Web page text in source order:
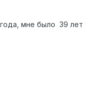
мне было 39 лет